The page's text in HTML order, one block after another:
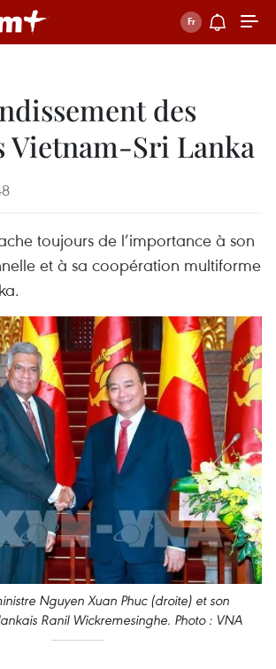
des
Vietnam-Sri Lanka
toujours de l’importance à son
et à sa coopération multiforme
Nguyen Xuan Phuc (droite) et son
Ranil Wickremesinghe. Photo : VNA